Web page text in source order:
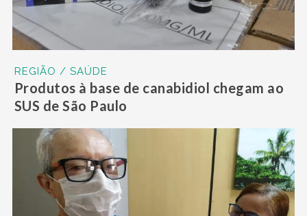
REGIÃO / SAÚDE
Produtos à base de canabidiol chegam ao
SUS de São Paulo